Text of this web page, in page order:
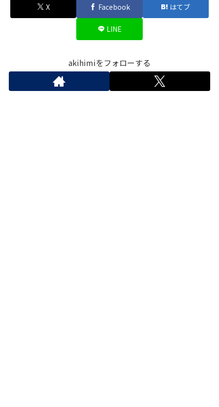
X Facebook はてブ
LINE
akihimiをフォローする